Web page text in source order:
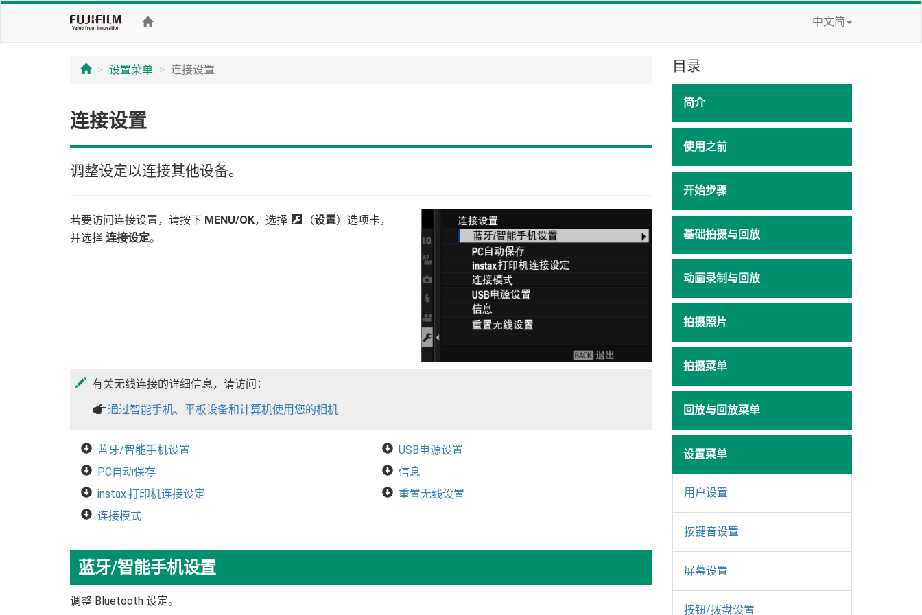
中文简
设置菜单 连接设置
连接设置
调整设定以连接其他设备。
若要访问连接设置，请按下 MENU/OK，选择 D （设置）选项卡，
并选择 连接设定。
有关无线连接的详细信息，请访问：
a通过智能手机、平板设备和计算机使用您的相机
蓝牙/智能手机设置
PC自动保存
instax 打印机连接设定
连接模式
USB电源设置
信息
重置无线设置
蓝牙/智能手机设置
调整 Bluetooth 设定。
目录
简介
使用之前
开始步骤
基础拍摄与回放
动画录制与回放
拍摄照片
拍摄菜单
回放与回放菜单
设置菜单
用户设置
按键音设置
屏幕设置
按钮/拨盘设置